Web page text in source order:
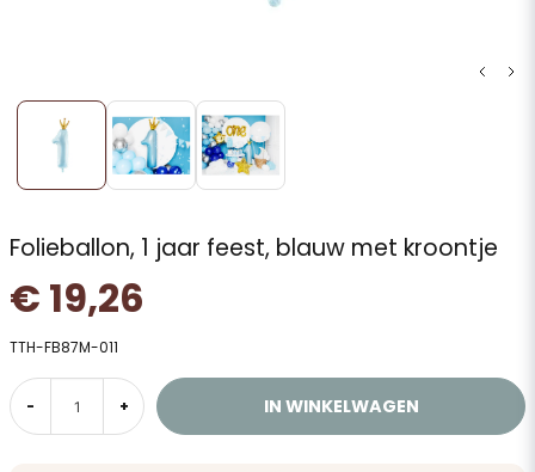
Folieballon, 1 jaar feest, blauw met kroontje
€ 19,26
TTH-FB87M-011
- + IN WINKELWAGEN